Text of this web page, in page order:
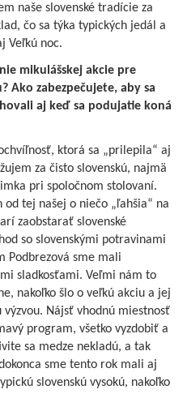
naše slovenské tradície za
čo sa týka typických jedál a
Veľkú noc.
mikulášskej akcie pre
Ako zabezpečujete, aby sa
aj keď sa podujatie koná
ktorá sa „prilepila“ aj
za čisto slovenskú, najmä
pri spoločnom stolovaní.
od tej našej o niečo „ľahšia“ na
zaobstarať slovenské
so slovenskými potravinami
Podbrezová sme mali
sladkosťami. Veľmi nám to
nakoľko šlo o veľkú akciu a jej
Nájsť vhodnú miestnosť
program, všetko vyzdobiť a
sa medze nekladú, a tak
sme tento rok mali aj
slovenskú vysokú, nakoľko